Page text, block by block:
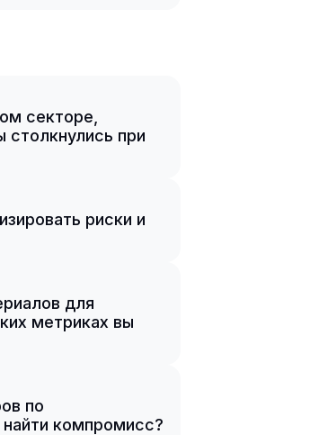
секторе,
при
риски и
для
метриках вы
по
компромисс?